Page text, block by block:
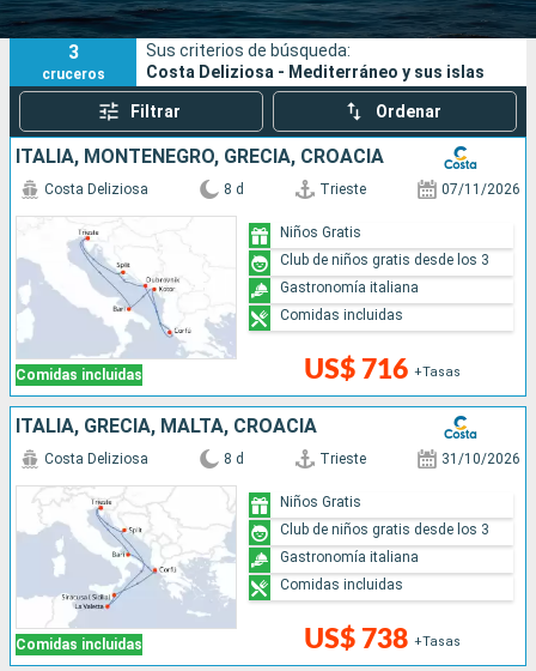
Puertos Compañías
Buscar
3
cruceros
Sus criterios de búsqueda:
Costa Deliziosa - Mediterráneo y sus islas
Filtrar Ordenar
ITALIA, MONTENEGRO, GRECIA, CROACIA
Comidas incluidas
Costa Deliziosa 8 d Trieste 07/11/2026
US$ 716 +Tasas
Niños Gratis
Club de niños gratis desde los 3
Gastronomía italiana
Comidas incluidas
ITALIA, GRECIA, MALTA, CROACIA
Comidas incluidas
Costa Deliziosa 8 d Trieste 31/10/2026
US$ 738 +Tasas
Niños Gratis
Club de niños gratis desde los 3
Gastronomía italiana
Comidas incluidas